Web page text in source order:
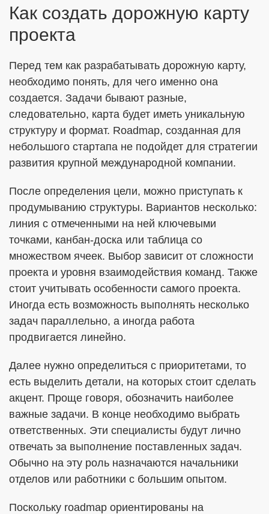
Как создать дорожную карту
проекта
Перед тем как разрабатывать дорожную карту,
необходимо понять, для чего именно она
создается. Задачи бывают разные,
следовательно, карта будет иметь уникальную
структуру и формат. Roadmap, созданная для
небольшого стартапа не подойдет для стратегии
развития крупной международной компании.
После определения цели, можно приступать к
продумыванию структуры. Вариантов несколько:
линия с отмеченными на ней ключевыми
точками, канбан-доска или таблица со
множеством ячеек. Выбор зависит от сложности
проекта и уровня взаимодействия команд. Также
стоит учитывать особенности самого проекта.
Иногда есть возможность выполнять несколько
задач параллельно, а иногда работа
продвигается линейно.
Далее нужно определиться с приоритетами, то
есть выделить детали, на которых стоит сделать
акцент. Проще говоря, обозначить наиболее
важные задачи. В конце необходимо выбрать
ответственных. Эти специалисты будут лично
отвечать за выполнение поставленных задач.
Обычно на эту роль назначаются начальники
отделов или работники с большим опытом.
Поскольку roadmap ориентированы на